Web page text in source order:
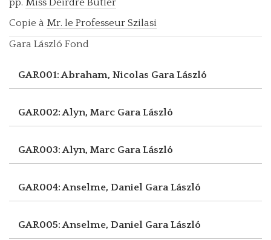
pp. Miss Deirdre Butler
Copie à Mr. le Professeur Szilasi
Gara László Fond
GAR001: Abraham, Nicolas Gara László
GAR002: Alyn, Marc Gara László
GAR003: Alyn, Marc Gara László
GAR004: Anselme, Daniel Gara László
GAR005: Anselme, Daniel Gara László